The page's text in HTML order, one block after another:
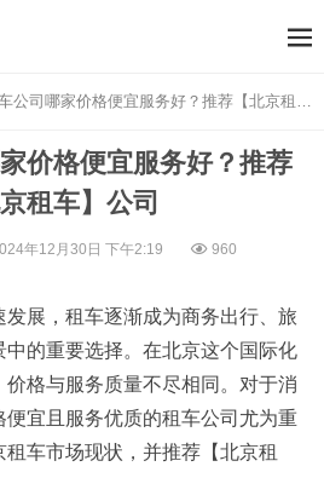
司哪家价格便宜服务好？推荐【北京租车】公司
价格便宜服务好？推荐
京租车】公司
年12月30日 下午2:19 960
展，租车逐渐成为商务出行、旅
的重要选择。在北京这个国际化
格与服务质量不尽相同。对于消
宜且服务优质的租车公司尤为重
车市场现状，并推荐【北京租